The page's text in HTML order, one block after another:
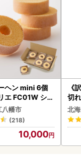
ヘン mini 6個
エ FC01W シェ
バウムクーヘ
八幡市
(218)
10,000
《
切
0g
北